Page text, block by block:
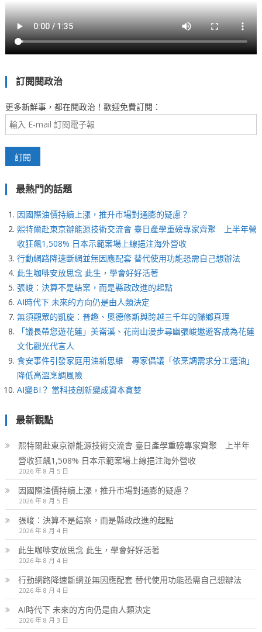
訂閱閱政治
更多新鮮事，都在閱政治！歡迎免費訂閱：
最熱門的話題
因國際油價持續上漲，推升市場對通膨的疑慮？
熙特爾赴東京辦能源技術交流會 臺日產學重磅專家齊聚 上半年營
收狂飆1,508% 日本示範案場上線挹注海外營收
行動網路降速斷網並無因應配套 替代使用功能恐需自己想辦法
此生咖啡安放思念 此生，學會好好活著
張峻：決算不是結案，而是縣政改進的起點
AI時代下 未來的方向仍是由人類決定
無須觀眾的凱旋：普趣、奧德修斯與跨越三千年的歸鄉真理
「議長帶您遊花蓮」美崙溪、花崗山漫步尋幽張峻邀遊客成為花蓮
文化觀光代言人
食安事件引發家庭用油新思維 專家倡議「依烹調需求分工選油」
降低高溫烹調風險
AI變BI？ 當科技創新變成資本貪婪
最新觀點
熙特爾赴東京辦能源技術交流會 臺日產學重磅專家齊聚 上半年
營收狂飆1,508% 日本示範案場上線挹注海外營收
2026 年 8 月 5 日
因國際油價持續上漲，推升市場對通膨的疑慮？
2026 年 8 月 5 日
張峻：決算不是結案，而是縣政改進的起點
2026 年 8 月 4 日
此生咖啡安放思念 此生，學會好好活著
2026 年 8 月 4 日
行動網路降速斷網並無因應配套 替代使用功能恐需自己想辦法
2026 年 8 月 4 日
AI時代下 未來的方向仍是由人類決定
2026 年 8 月 3 日